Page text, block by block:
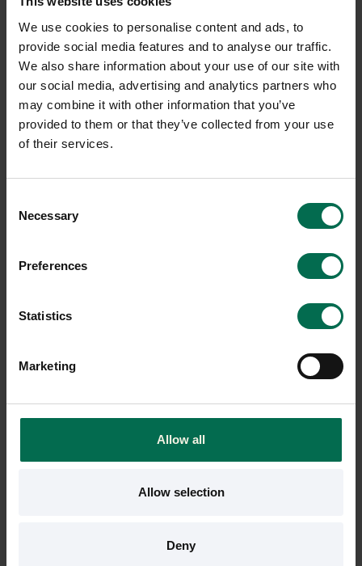
We use cookies to personalise content and ads, to
provide social media features and to analyse our traffic.
We also share information about your use of our site with
our social media, advertising and analytics partners who
may combine it with other information that you’ve
provided to them or that they’ve collected from your use
of their services.
Selection
Necessary
Preferences
Statistics
Marketing
Allow all
Allow selection
Deny
6 i lager
C02
7 i lager
Sparar miljön ca 29 kg
C02
Siesta
850 kr
4 i lager
C02
2 i lager
C02